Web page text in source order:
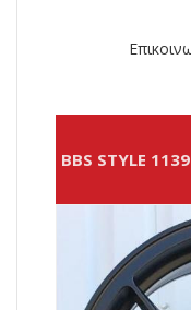
BBS STYLE